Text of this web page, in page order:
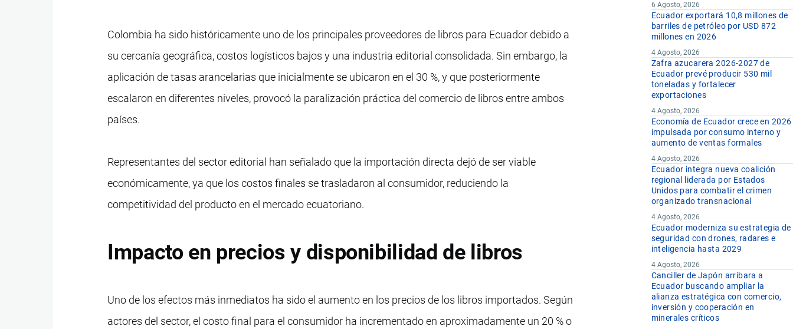
Colombia ha sido históricamente uno de los principales proveedores de libros para Ecuador debido a
su cercanía geográfica, costos logísticos bajos y una industria editorial consolidada. Sin embargo, la
aplicación de tasas arancelarias que inicialmente se ubicaron en el 30 %, y que posteriormente
escalaron en diferentes niveles, provocó la paralización práctica del comercio de libros entre ambos
países.
Representantes del sector editorial han señalado que la importación directa dejó de ser viable
económicamente, ya que los costos finales se trasladaron al consumidor, reduciendo la
competitividad del producto en el mercado ecuatoriano.
Impacto en precios y disponibilidad de libros
Uno de los efectos más inmediatos ha sido el aumento en los precios de los libros importados. Según
actores del sector, el costo final para el consumidor ha incrementado en aproximadamente un 20 % o
6 Agosto, 2026
Ecuador exportará 10,8 millones de
barriles de petróleo por USD 872
millones en 2026
4 Agosto, 2026
Zafra azucarera 2026-2027 de
Ecuador prevé producir 530 mil
toneladas y fortalecer
exportaciones
4 Agosto, 2026
Economía de Ecuador crece en 2026
impulsada por consumo interno y
aumento de ventas formales
4 Agosto, 2026
Ecuador integra nueva coalición
regional liderada por Estados
Unidos para combatir el crimen
organizado transnacional
4 Agosto, 2026
Ecuador moderniza su estrategia de
seguridad con drones, radares e
inteligencia hasta 2029
4 Agosto, 2026
Canciller de Japón arribara a
Ecuador buscando ampliar la
alianza estratégica con comercio,
inversión y cooperación en
minerales críticos